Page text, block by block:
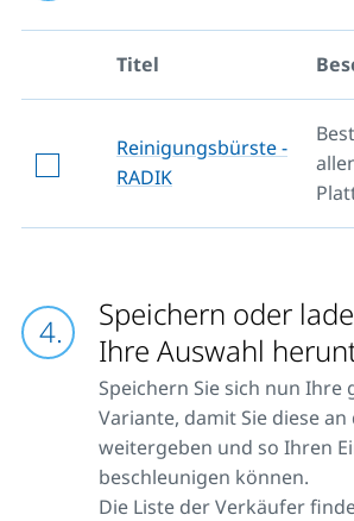
Titel
Reinigungsbürste -
RADIK
Speichern oder
Ihre Auswahl
Speichern Sie sich nun Ihre
Variante, damit Sie diese
weitergeben und so Ihren
beschleunigen können.
Die Liste der Verkäufer